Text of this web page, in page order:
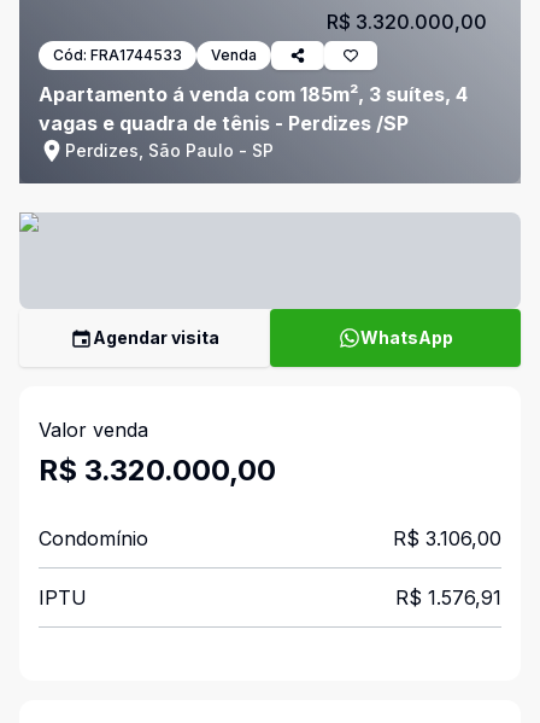
Cód: FRA1744533 Venda
Apartamento á venda com 185m², 3 suítes, 4
vagas e quadra de tênis - Perdizes /SP
Perdizes, São Paulo - SP
R$ 3.320.000,00
Agendar visita WhatsApp
Valor venda
R$ 3.320.000,00
Condomínio R$ 3.106,00
IPTU R$ 1.576,91